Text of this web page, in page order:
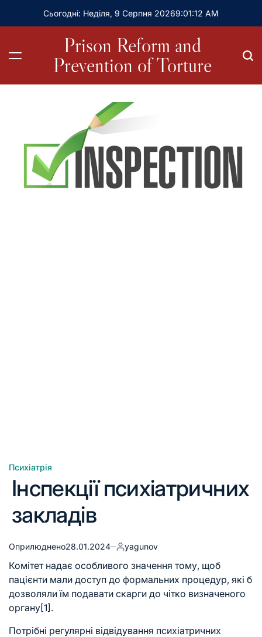
Сьогодні: Неділя, 9 Серпня 20269:01:14 AM
Prison Reform and
Prevention of Torture
Психіатрія
Інспекції психіатричних
закладів
Оприлюднено28.01.2024 yagunov
Комітет надає особливого значення тому, щоб
пацієнти мали доступ до формальних процедур, які б
дозволяли їм подавати скарги до чітко визначеного
органу[1] .
Потрібні регулярні відвідування психіатричних